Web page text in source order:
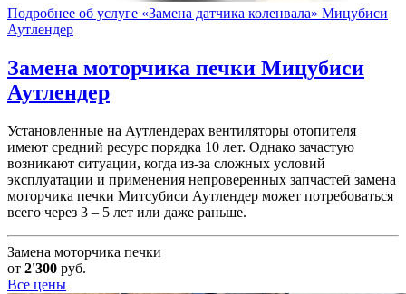
Подробнее об услуге «Замена датчика коленвала» Мицубиси
Аутлендер
Замена моторчика печки Мицубиси
Аутлендер
Установленные на Аутлендерах вентиляторы отопителя
имеют средний ресурс порядка 10 лет. Однако зачастую
возникают ситуации, когда из-за сложных условий
эксплуатации и применения непроверенных запчастей замена
моторчика печки Митсубиси Аутлендер может потребоваться
всего через 3 – 5 лет или даже раньше.
Замена моторчика печки
от 2'300 руб.
Все цены